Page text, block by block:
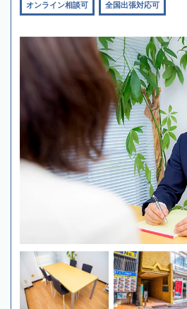
オンライン相談可 全国出張対応可